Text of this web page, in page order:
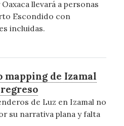
llevará a personas
Escondido con
incluidas.
mapping de Izamal
de Luz en Izamal no
su narrativa plana y falta